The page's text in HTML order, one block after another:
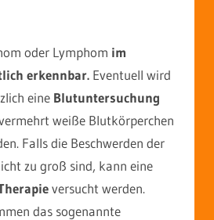
oder Lymphom im
erkennbar. Eventuell wird
eine Blutuntersuchung
weiße Blutkörperchen
Falls die Beschwerden der
zu groß sind, kann eine
versucht werden.
das sogenannte